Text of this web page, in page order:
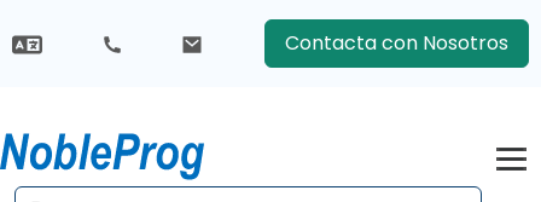
Contacta con Nosotros